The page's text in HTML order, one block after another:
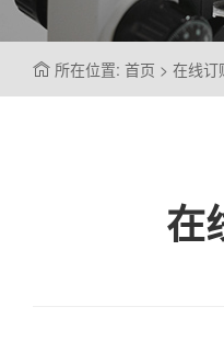
所在位置: 首页 > 在线订
在